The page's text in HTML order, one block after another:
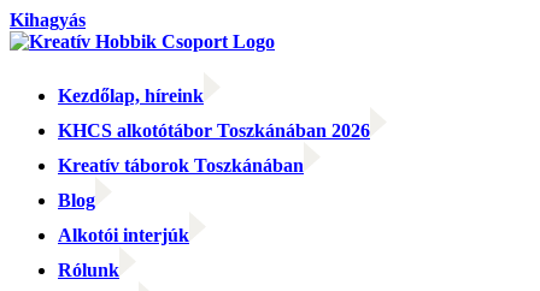
Kihagyás
Kezdőlap, híreink
KHCS alkotótábor Toszkánában 2026
Kreatív táborok Toszkánában
Blog
Alkotói interjúk
Rólunk